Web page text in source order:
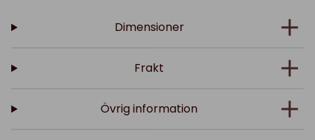
Dimensioner
Frakt
Övrig information